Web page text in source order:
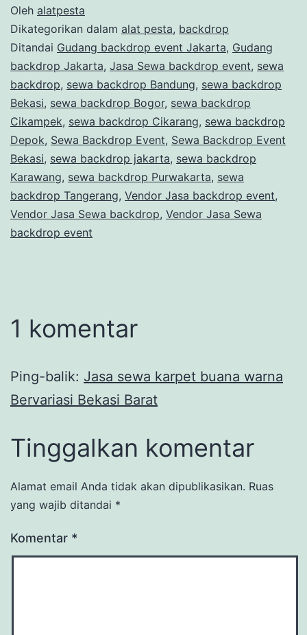
Oleh alatpesta
Dikategorikan dalam alat pesta, backdrop
Ditandai Gudang backdrop event Jakarta, Gudang
backdrop Jakarta, Jasa Sewa backdrop event, sewa
backdrop, sewa backdrop Bandung, sewa backdrop
Bekasi, sewa backdrop Bogor, sewa backdrop
Cikampek, sewa backdrop Cikarang, sewa backdrop
Depok, Sewa Backdrop Event, Sewa Backdrop Event
Bekasi, sewa backdrop jakarta, sewa backdrop
Karawang, sewa backdrop Purwakarta, sewa
backdrop Tangerang, Vendor Jasa backdrop event,
Vendor Jasa Sewa backdrop, Vendor Jasa Sewa
backdrop event
1 komentar
Ping-balik: Jasa sewa karpet buana warna
Bervariasi Bekasi Barat
Tinggalkan komentar
Alamat email Anda tidak akan dipublikasikan. Ruas
yang wajib ditandai *
Komentar *